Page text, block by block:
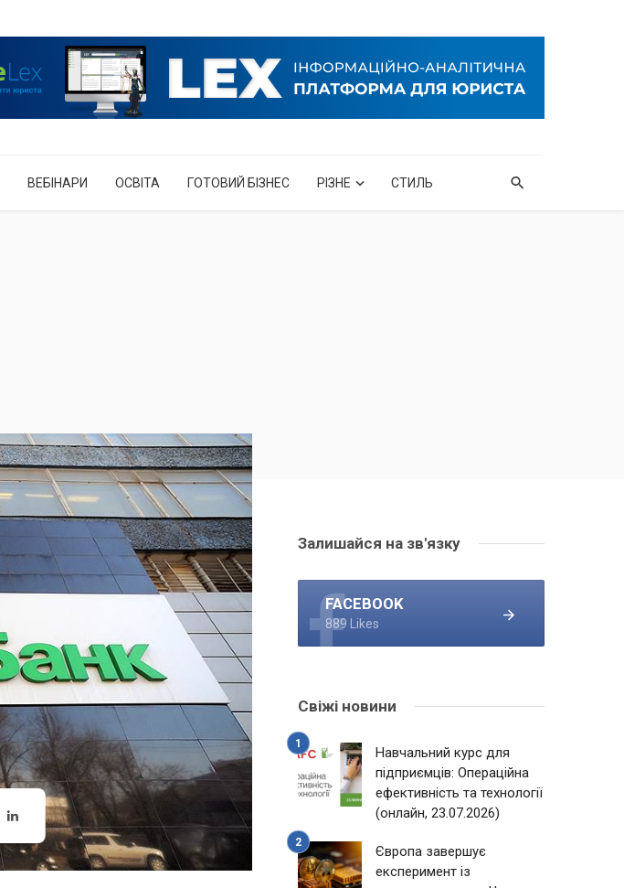
ВЕБІНАРИ ОСВІТА ГОТОВИЙ БІЗНЕС РІЗНЕ СТИЛЬ
Залишайся на зв'язку
FACEBOOK
889 Likes
Свіжі новини
Навчальний курс для
підприємців: Операційна
ефективність та технології
(онлайн, 23.07.2026)
Європа завершує
експеримент із